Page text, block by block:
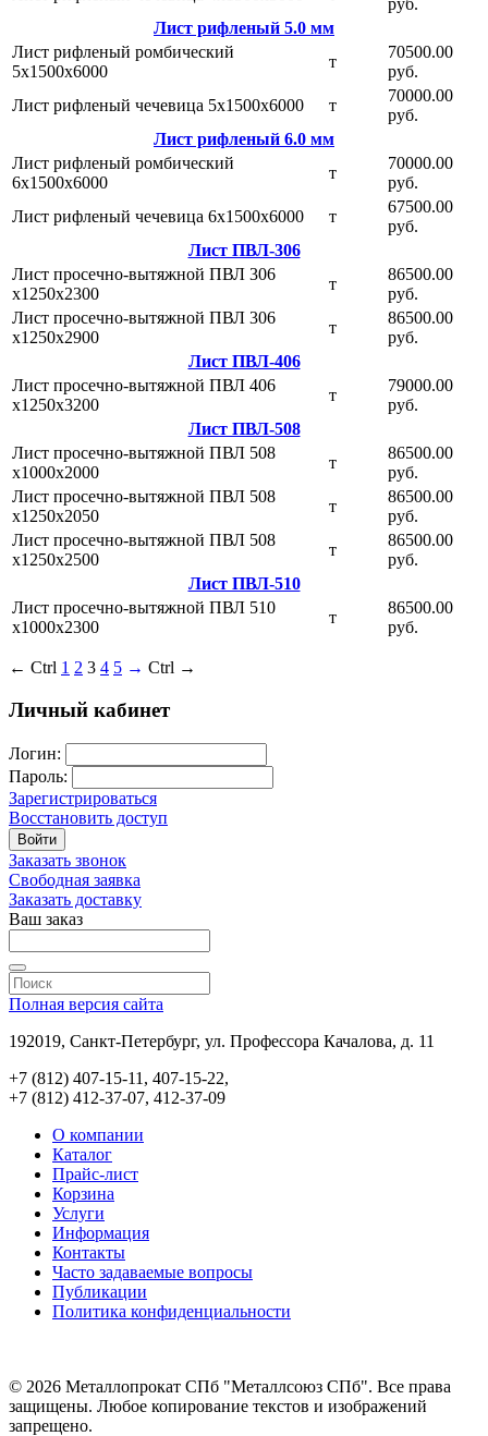
руб.
Лист рифленый 5.0 мм
Лист рифленый ромбический
5х1500х6000
т
70500.00
руб.
Лист рифленый чечевица 5х1500х6000
т
70000.00
руб.
Лист рифленый 6.0 мм
Лист рифленый ромбический
6х1500х6000
т
70000.00
руб.
Лист рифленый чечевица 6х1500х6000
т
67500.00
руб.
Лист ПВЛ-306
Лист просечно-вытяжной ПВЛ 306
х1250х2300
т
86500.00
руб.
Лист просечно-вытяжной ПВЛ 306
х1250х2900
т
86500.00
руб.
Лист ПВЛ-406
Лист просечно-вытяжной ПВЛ 406
х1250х3200
т
79000.00
руб.
Лист ПВЛ-508
Лист просечно-вытяжной ПВЛ 508
х1000х2000
т
86500.00
руб.
Лист просечно-вытяжной ПВЛ 508
х1250х2050
т
86500.00
руб.
Лист просечно-вытяжной ПВЛ 508
х1250х2500
т
86500.00
руб.
Лист ПВЛ-510
Лист просечно-вытяжной ПВЛ 510
х1000х2300
т
86500.00
руб.
← Ctrl 1 2 3 4 5 → Ctrl →
Личный кабинет
Логин:
Пароль:
Зарегистрироваться
Восстановить доступ
Войти
Заказать звонок
Свободная заявка
Заказать доставку
Ваш заказ
Полная версия сайта
192019, Санкт-Петербург, ул. Профессора Качалова, д. 11
+7 (812) 407-15-11, 407-15-22,
+7 (812) 412-37-07, 412-37-09
О компании
Каталог
Прайс-лист
Корзина
Услуги
Информация
Контакты
Часто задаваемые вопросы
Публикации
Политика конфиденциальности
© 2026 Металлопрокат СПб "Металлсоюз СПб". Все права
защищены. Любое копирование текстов и изображений
запрещено.